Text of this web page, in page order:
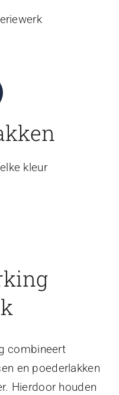
kleur
combineert
en poederlakken
Hierdoor houden